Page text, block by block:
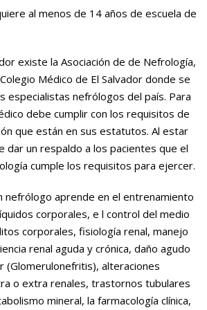
al menos de 14 años de escuela de
existe la Asociación de de Nefrología,
Médico de El Salvador donde se
especialistas nefrólogos del país. Para
debe cumplir con los requisitos de
que están en sus estatutos. Al estar
dar un respaldo a los pacientes que el
cumple los requisitos para ejercer.
nefrólogo aprende en el entrenamiento
corporales, e l control del medio
corporales, fisiología renal, manejo
renal aguda y crónica, daño agudo
(Glomerulonefritis), alteraciones
o extra renales, trastornos tubulares
mineral, la farmacología clínica,